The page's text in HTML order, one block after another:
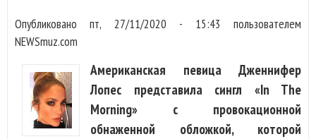
Опубликованопт, 27/11/2020 - 15:43 пользователем
NEWSmuz.com
Американская певица Дженнифер
Лопеc представила сингл «In The
Morning» с провокационной
обнаженной обложкой, которой